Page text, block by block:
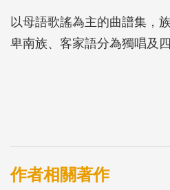
以母語歌謠為主的曲譜集，
卑南族、客家語分為獨唱及
作者相關著作